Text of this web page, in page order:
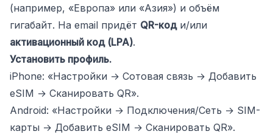
(например, «Европа» или «Азия») и объём
гигабайт. На email придёт QR-коди/или
активационный код (LPA).
Установить профиль.
iPhone: «Настройки → Сотовая связь → Добавить
eSIM → Сканировать QR».
Android: «Настройки → Подключения/Сеть → SIM-
карты → Добавить eSIM → Сканировать QR».